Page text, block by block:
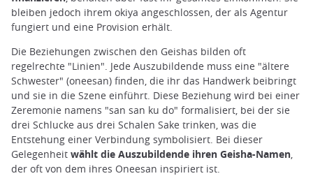
bleiben jedoch ihrem okiya angeschlossen, der als Agentur
fungiert und eine Provision erhält.
Die Beziehungen zwischen den Geishas bilden oft
regelrechte "Linien". Jede Auszubildende muss eine "ältere
Schwester" (oneesan) finden, die ihr das Handwerk beibringt
und sie in die Szene einführt. Diese Beziehung wird bei einer
Zeremonie namens "san san ku do" formalisiert, bei der sie
drei Schlucke aus drei Schalen Sake trinken, was die
Entstehung einer Verbindung symbolisiert. Bei dieser
Gelegenheit wählt die Auszubildende ihren Geisha-Namen,
der oft von dem ihres Oneesan inspiriert ist.